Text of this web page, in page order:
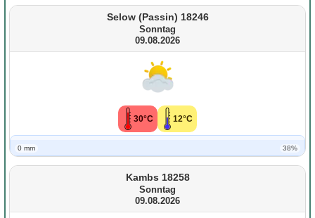
Selow (Passin) 18246
Sonntag
09.08.2026
30°C 12°C
0 mm 38%
Kambs 18258
Sonntag
09.08.2026